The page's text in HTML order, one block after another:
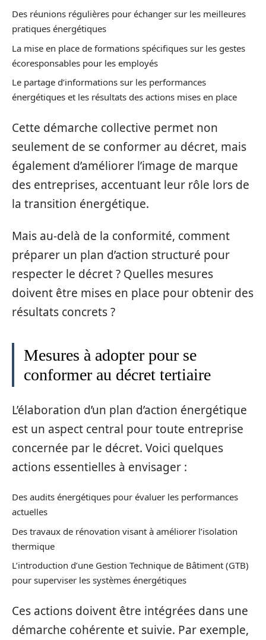
Des réunions régulières pour échanger sur les meilleures
pratiques énergétiques
La mise en place de formations spécifiques sur les gestes
écoresponsables pour les employés
Le partage d’informations sur les performances
énergétiques et les résultats des actions mises en place
Cette démarche collective permet non
seulement de se conformer au décret, mais
également d’améliorer l’image de marque
des entreprises, accentuant leur rôle lors de
la transition énergétique.
Mais au-delà de la conformité, comment
préparer un plan d’action structuré pour
respecter le décret ? Quelles mesures
doivent être mises en place pour obtenir des
résultats concrets ?
Mesures à adopter pour se
conformer au décret tertiaire
L’élaboration d’un plan d’action énergétique
est un aspect central pour toute entreprise
concernée par le décret. Voici quelques
actions essentielles à envisager :
Des audits énergétiques pour évaluer les performances
actuelles
Des travaux de rénovation visant à améliorer l’isolation
thermique
L’introduction d’une Gestion Technique de Bâtiment (GTB)
pour superviser les systèmes énergétiques
Ces actions doivent être intégrées dans une
démarche cohérente et suivie. Par exemple,